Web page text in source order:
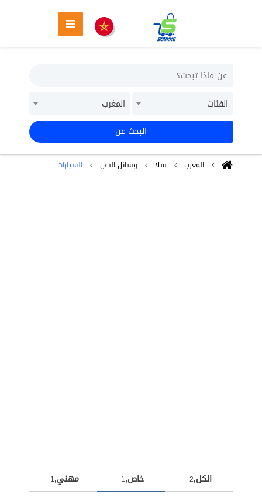
الفئات
المغرب
البحث عن
المغرب سلا وسائل النقل السيارات
الكل,2 خاص,1 مهني,1